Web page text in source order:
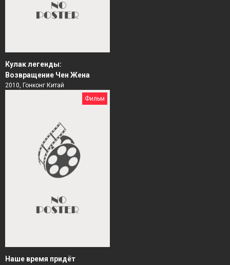
Кулак легенды:
Возвращение Чен Жена
2010, Гонконг Китай
Фильм
Наше время придёт